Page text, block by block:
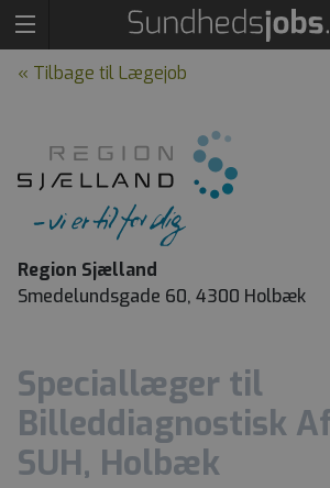
« Tilbage til Lægejob
Region Sjælland
Smedelundsgade 60, 4300 Holbæk
Speciallæger til
Billeddiagnostisk
SUH, Holbæk